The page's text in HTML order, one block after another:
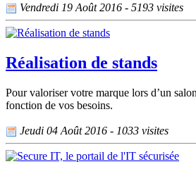
Vendredi 19 Août 2016 - 5193 visites
Réalisation de stands
Pour valoriser votre marque lors d’un
fonction de vos besoins.
Jeudi 04 Août 2016 - 1033 visites